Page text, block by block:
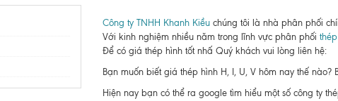
Công ty TNHH Khanh Kiềuchúng tôi là nhà phân phối
Với kinh nghiệm nhiều năm trong lĩnh vực phân phối
Để có giá thép hình tốt nhấ Quý khách vui lòng liên hệ:
Bạn muốn biết giá thép hình H, I, U, V hôm nay thế
Hiện nay bạn có thể ra google tìm hiểu một số công ty